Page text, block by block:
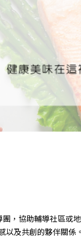
，協助輔導社區或
以及共創的夥伴關係。